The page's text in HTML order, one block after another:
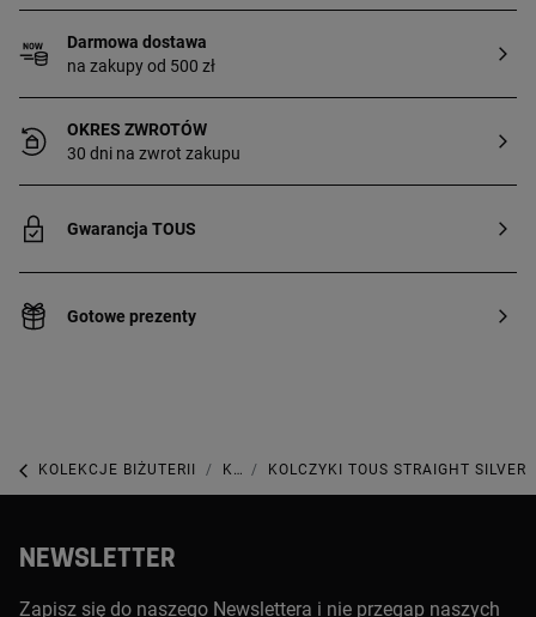
Darmowa dostawa
na zakupy od 500 zł
OKRES ZWROTÓW
30 dni na zwrot zakupu
Gwarancja TOUS
Gotowe prezenty
KOLEKCJE BIŻUTERII KOLEKCJA STRAIGHT KOLCZYKI TOUS STRAIGHT SILVER
NEWSLETTER
Zapisz się do naszego Newslettera i nie przegap naszych